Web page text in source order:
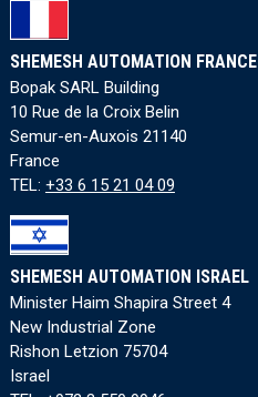
SHEMESH AUTOMATION FRANCE
Bopak SARL Building
10 Rue de la Croix Belin
Semur-en-Auxois 21140
France
TEL: +33 6 15 21 04 09
SHEMESH AUTOMATION ISRAEL
Minister Haim Shapira Street 4
New Industrial Zone
Rishon Letzion 75704
Israel